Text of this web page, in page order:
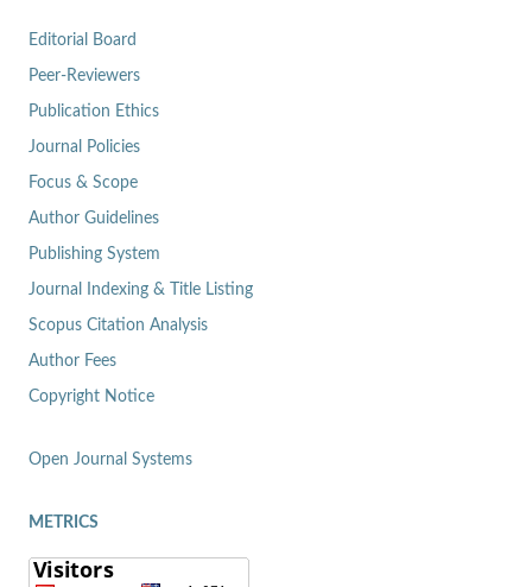
Editorial Board
Peer-Reviewers
Publication Ethics
Journal Policies
Focus & Scope
Author Guidelines
Publishing System
Journal Indexing & Title Listing
Scopus Citation Analysis
Author Fees
Copyright Notice
Open Journal Systems
METRICS